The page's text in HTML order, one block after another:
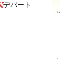
デパート